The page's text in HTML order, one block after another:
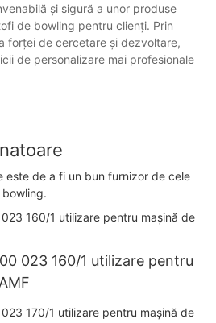
și sigură a unor produse
de bowling pentru clienți. Prin
forței de cercetare și dezvoltare,
de personalizare mai profesionale
este de a fi un bun furnizor de cele
023 160/1 utilizare pentru